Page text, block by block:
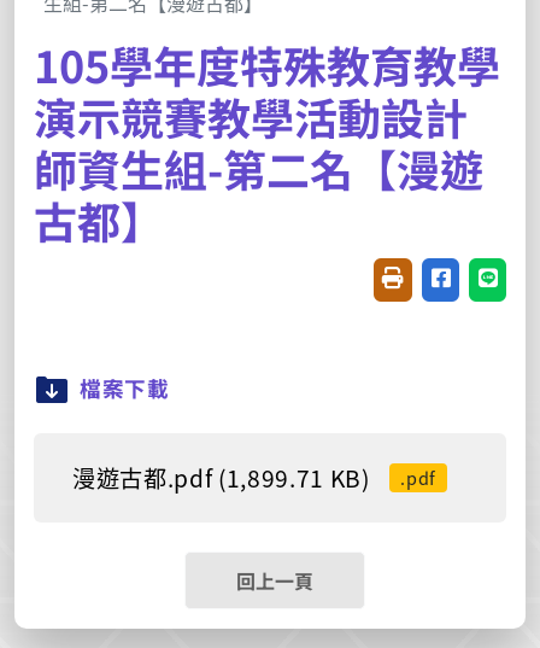
105學年度特殊教育教學
演示競賽教學活動設計
師資生組-第二名【漫遊
古都】
友善列印(開新視
分享至臉書
分享
檔案下載
漫遊古都.pdf (1,899.71 KB) .pdf
回上一頁